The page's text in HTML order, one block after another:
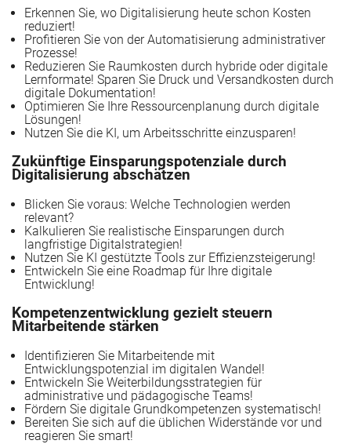
entwickeln
Bildungsunternehmen
Erkennen Sie, wo Digitalisierung heute schon Kosten
reduziert!
Profitieren Sie von der Automatisierung administrativer
Prozesse!
Reduzieren Sie Raumkosten durch hybride oder digitale
Lernformate! Sparen Sie Druck und Versandkosten durch
digitale Dokumentation!
Optimieren Sie Ihre Ressourcenplanung durch digitale
Lösungen!
Nutzen Sie die KI, um Arbeitsschritte einzusparen!
Zukünftige Einsparungspotenziale durch
Digitalisierung abschätzen
Blicken Sie voraus: Welche Technologien werden
relevant?
Kalkulieren Sie realistische Einsparungen durch
langfristige Digitalstrategien!
Nutzen Sie KI gestützte Tools zur Effizienzsteigerung!
Entwickeln Sie eine Roadmap für Ihre digitale
Entwicklung!
Kompetenzentwicklung gezielt steuern
Mitarbeitende stärken
Identifizieren Sie Mitarbeitende mit
Entwicklungspotenzial im digitalen Wandel!
Entwickeln Sie Weiterbildungsstrategien für
administrative und pädagogische Teams!
Fördern Sie digitale Grundkompetenzen systematisch!
Bereiten Sie sich auf die üblichen Widerstände vor und
reagieren Sie smart!